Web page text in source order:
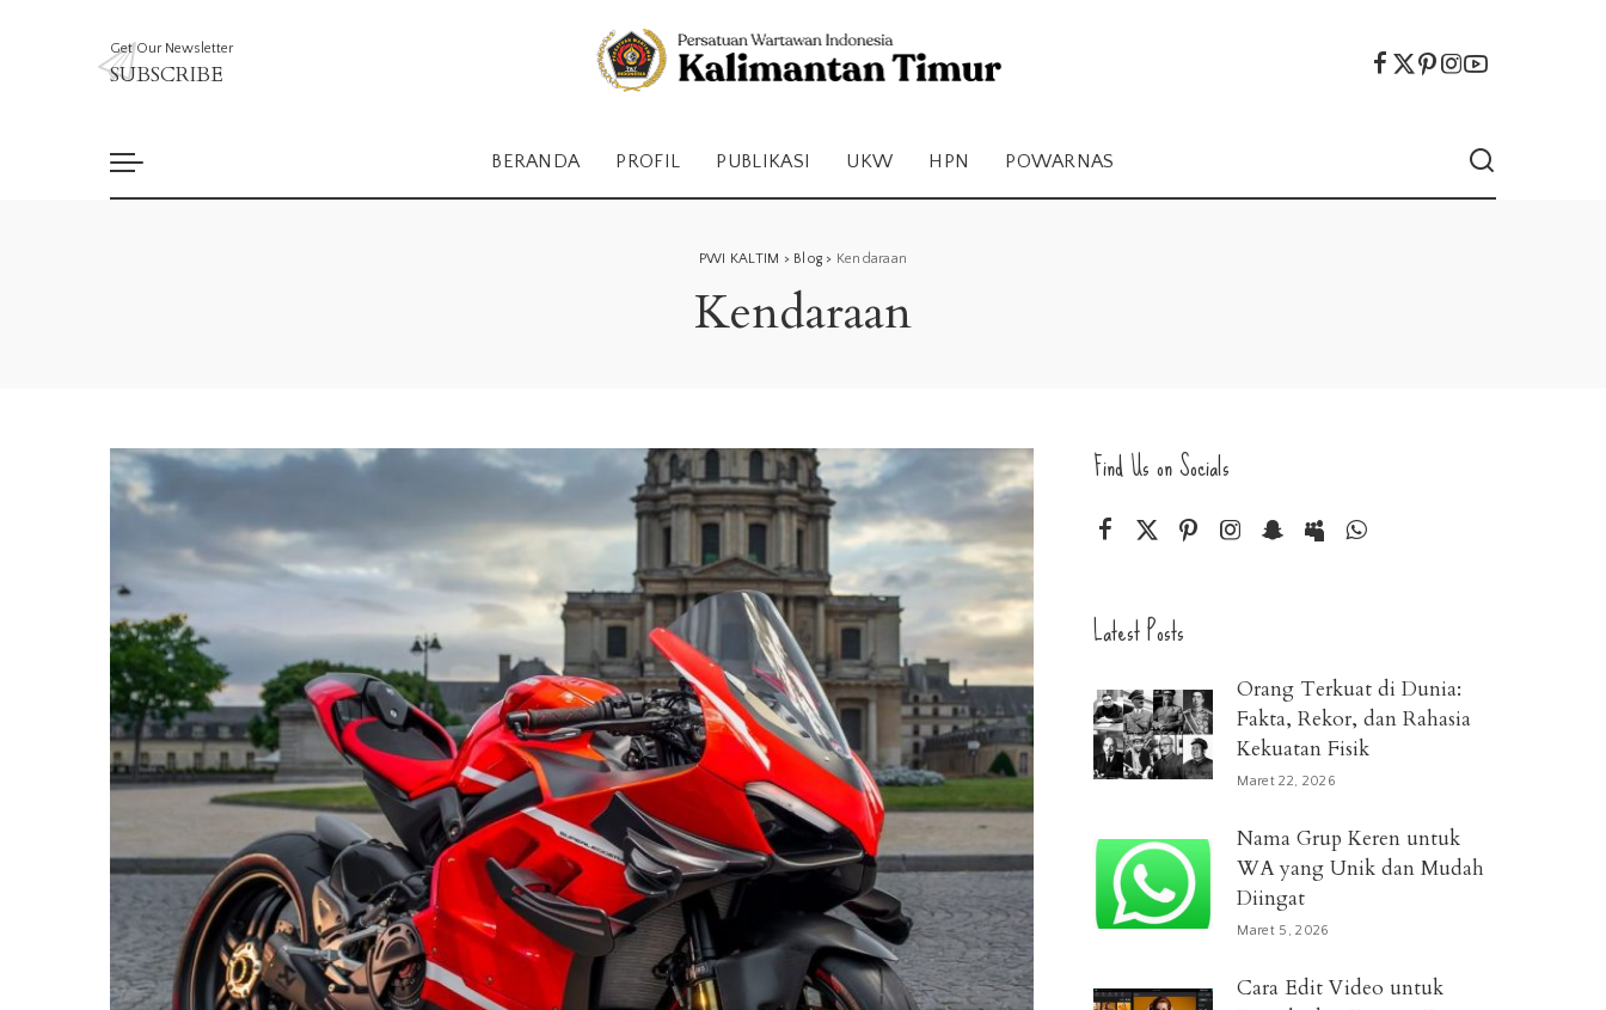
Get Our Newsletter
SUBSCRIBE
BERANDA PROFIL PUBLIKASI UKW HPN POWARNAS
PWI KALTIM > Blog > Kendaraan
Kendaraan
Find Us on Socials
Latest Posts
Orang Terkuat di Dunia:
Fakta, Rekor, dan Rahasia
Kekuatan Fisik
Maret 22, 2026
Nama Grup Keren untuk
WA yang Unik dan Mudah
Diingat
Maret 5, 2026
Cara Edit Video untuk